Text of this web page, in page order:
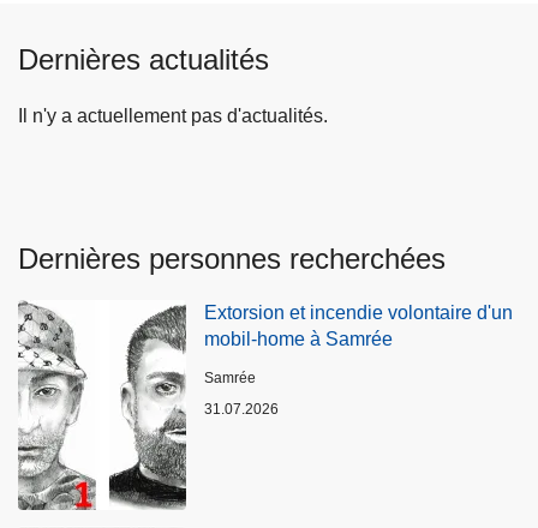
Dernières actualités
Il n'y a actuellement pas d'actualités.
Dernières personnes recherchées
Extorsion et incendie volontaire d'un
mobil-home à Samrée
Lieux
Samrée
31.07.2026